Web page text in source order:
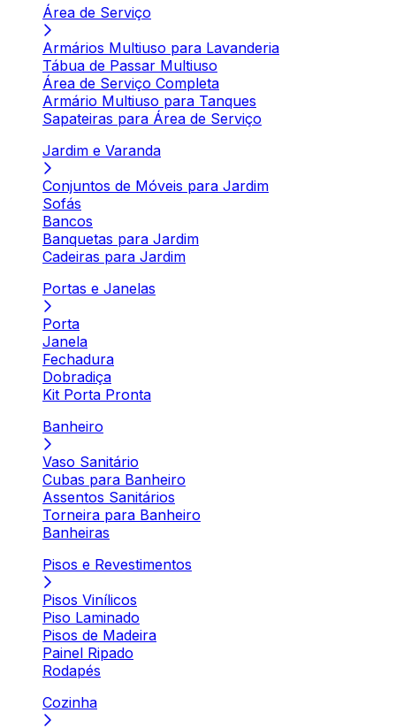
Área de Serviço
Armários Multiuso para Lavanderia
Tábua de Passar Multiuso
Área de Serviço Completa
Armário Multiuso para Tanques
Sapateiras para Área de Serviço
Jardim e Varanda
Conjuntos de Móveis para Jardim
Sofás
Bancos
Banquetas para Jardim
Cadeiras para Jardim
Portas e Janelas
Porta
Janela
Fechadura
Dobradiça
Kit Porta Pronta
Banheiro
Vaso Sanitário
Cubas para Banheiro
Assentos Sanitários
Torneira para Banheiro
Banheiras
Pisos e Revestimentos
Pisos Vinílicos
Piso Laminado
Pisos de Madeira
Painel Ripado
Rodapés
Cozinha